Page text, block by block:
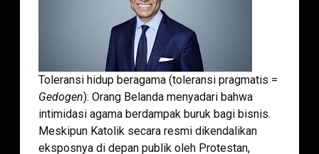
Toleransi hidup beragama (toleransi pragmatis =
Gedogen): Orang Belanda menyadari bahwa
intimidasi agama berdampak buruk bagi bisnis.
Meskipun Katolik secara resmi dikendalikan
eksposnya di depan publik oleh Protestan,